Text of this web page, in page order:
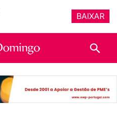
BAIXAR